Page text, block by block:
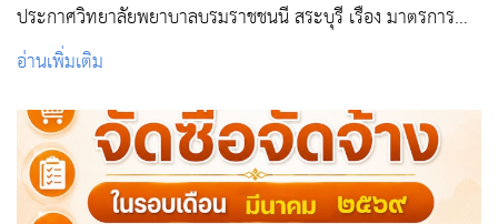
ประกาศวิทยาลัยพยาบาลบรมราชชนนี สระบุรี เรื่อง มาตรการ
ประหยัดพลังงานในวิทยาลัยพยาบาลบรมราชชนนี สระบุรี
อ่านเพิ่มเติม